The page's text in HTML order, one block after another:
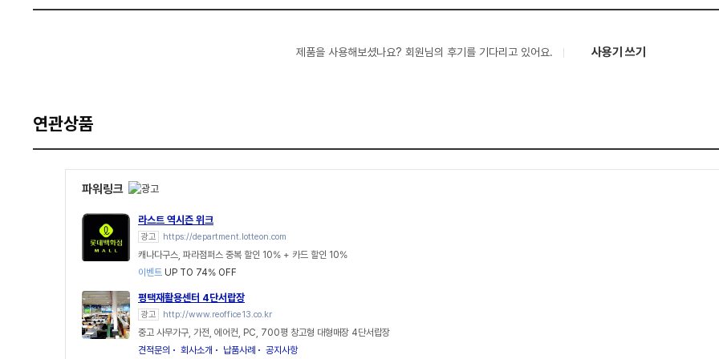
제품을 사용해보셨나요? 회원님의 후기를 기다리고 있어요. 사용기 쓰기
연관상품
파워링크
라스트 역시즌 위크
광고 https://department.lotteon.com
캐나다구스, 파라점퍼스 중복 할인 10% + 카드 할인 10%
이벤트 UP TO 74% OFF
평택재활용센터 4단서랍장
광고 http://www.reoffice13.co.kr
중고 사무가구, 가전, 에어컨, PC, 700평 창고형 대형매장 4단서랍장
견적문의
회사소개 납품사례 공지사항